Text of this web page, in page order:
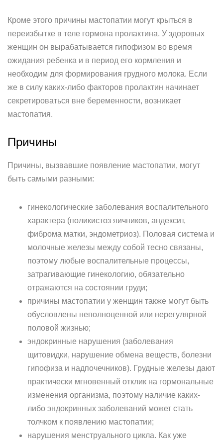
Кроме этого причины мастопатии могут крыться в
переизбытке в теле гормона пролактина. У здоровых
женщин он вырабатывается гипофизом во время
ожидания ребенка и в период его кормления и
необходим для формирования грудного молока. Если
же в силу каких-либо факторов пролактин начинает
секретироваться вне беременности, возникает
мастопатия.
Причины
Причины, вызвавшие появление мастопатии, могут
быть самыми разными:
гинекологические заболевания воспалительного
характера (поликистоз яичников, андексит,
фиброма матки, эндометриоз). Половая система и
молочные железы между собой тесно связаны,
поэтому любые воспалительные процессы,
затрагивающие гинекологию, обязательно
отражаются на состоянии груди;
причины мастопатии у женщин также могут быть
обусловлены неполноценной или нерегулярной
половой жизнью;
эндокринные нарушения (заболевания
щитовидки, нарушение обмена веществ, болезни
гипофиза и надпочечников). Грудные железы дают
практически мгновенный отклик на гормональные
изменения организма, поэтому наличие каких-
либо эндокринных заболеваний может стать
толчком к появлению мастопатии;
нарушения менструального цикла. Как уже